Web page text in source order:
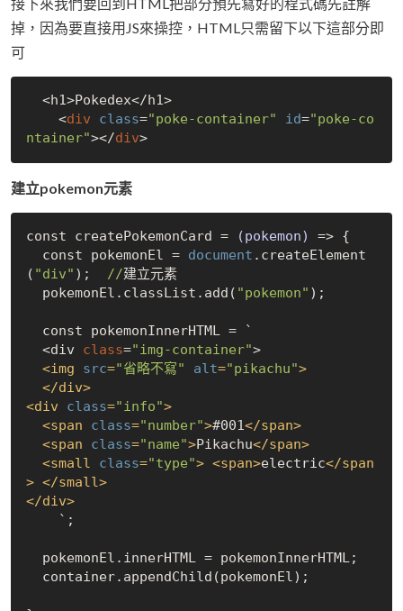
掉，因為要直接用JS來操控，HTML只需留下以下這部分即
可
    <
div class="poke-container" id="poke-co
ntainer"></div >
建立pokemon元素
const createPokemonCard = (pokemon) => {
  const pokemonEl =
document .createElement
( "div" ); //建立元素
  pokemonEl.classList.add(
"pokemon" );
  const pokemonInnerHTML = `
  <div
class="img-container">
<img src="省略不寫" alt="pikachu">
</div>
<div class="info">
<span class="number">#001</span>
<span class="name">Pikachu</span>
<small class="type"> <span>electric</span
> </small>
</div>
`;